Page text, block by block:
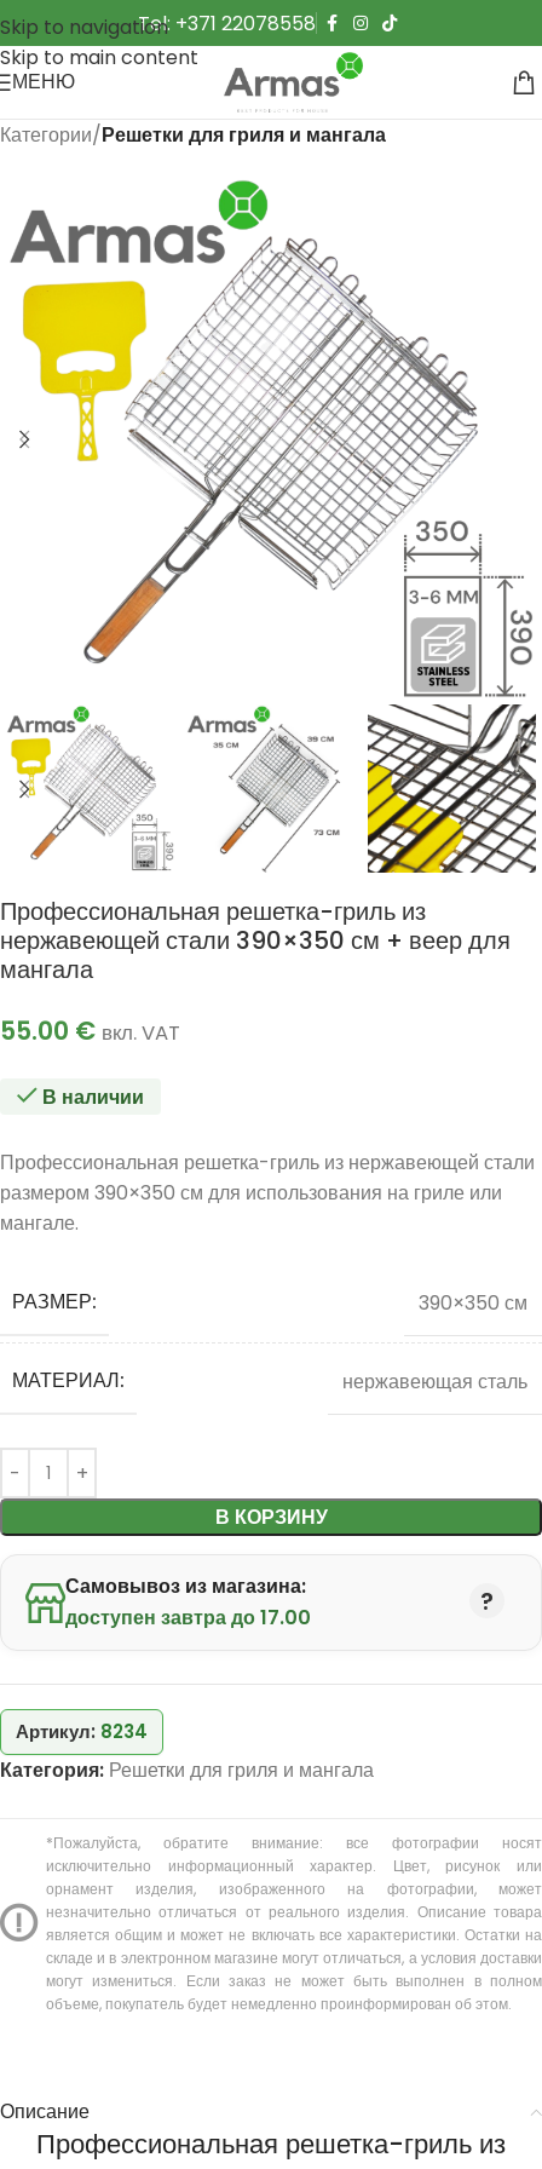
Skip to navigation
Skip to main content
Tel: +371 22078558
МЕНЮ
Категории Решетки для гриля и мангала
Профессиональная решетка-гриль из
нержавеющей стали 390×350 см + веер для
мангала
55.00 € вкл. VAT
В наличии
Профессиональная решетка-гриль из нержавеющей стали
размером 390×350 см для использования на гриле или
мангале.
РАЗМЕР: 390×350 см
МАТЕРИАЛ: нержавеющая сталь
В КОРЗИНУ
Самовывоз из магазина:
доступен завтра до 17.00
Артикул: 8234
Категория: Решетки для гриля и мангала
*Пожалуйста, обратите внимание: все фотографии носят
исключительно информационный характер. Цвет, рисунок или
орнамент изделия, изображенного на фотографии, может
незначительно отличаться от реального изделия. Описание товара
является общим и может не включать все характеристики. Остатки на
складе и в электронном магазине могут отличаться, а условия доставки
могут измениться. Если заказ не может быть выполнен в полном
объеме, покупатель будет немедленно проинформирован об этом.
Описание
Профессиональная решетка-гриль из